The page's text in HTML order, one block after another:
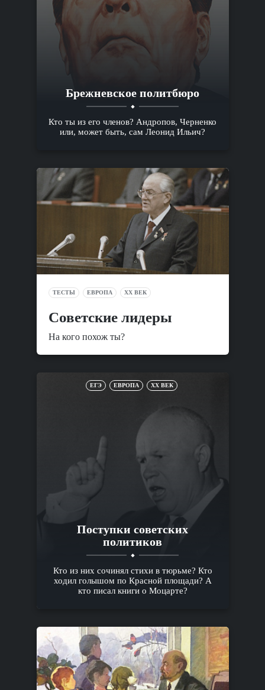
Брежневское политбюро
Кто ты из его членов? Андропов, Черненко
или, может быть, сам Леонид Ильич?
ТЕСТЫ ЕВРОПА XX ВЕК
Советские лидеры
На кого похож ты?
ЕГЭ ЕВРОПА XX ВЕК
Поступки советских
политиков
Кто из них сочинял стихи в тюрьме? Кто
ходил голышом по Красной площади? А
кто писал книги о Моцарте?